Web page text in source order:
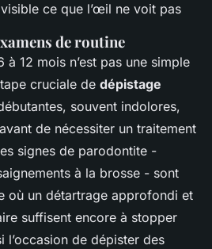
ce que l’œil ne voit pas
de routine
12 mois n’est pas une simple
cruciale de dépistage
souvent indolores,
de nécessiter un traitement
signes de parodontite -
à la brosse - sont
où un détartrage approfondi et
suffisent encore à stopper
l’occasion de dépister des